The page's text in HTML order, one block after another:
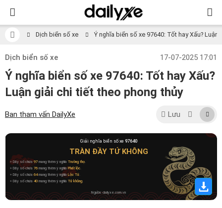
Dịch biển số xe Ý nghĩa biển số xe 97640: Tốt hay Xấu?
Dịch biển số xe 17-07-2025 17:01
Ý nghĩa biển số xe 97640: Tốt hay Xấu?
Luận giải chi tiết theo phong thủy
Ban tham vấn DailyXe Lưu
Giải nghĩa biển số xe 97640
TRÀN ĐẦY TỨ KHÔNG
» Dãy số chứa97 mang thêm ý nghĩa Trường thọ.
» Dãy số chứa 76 mang thêm ý nghĩaPhất lộc.
» Dãy số chứa 64mang thêm ý nghĩaLộc Tử.
» Dãy số chứa 40 mang thêm ý nghĩa Tứ không.
Nguồn: dailyxe.com.vn